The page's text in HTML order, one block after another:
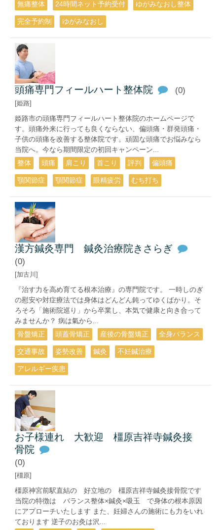
無痛整体 24時間ネット予約受付 ゆがみなおし整体
完全予約制 ゆがみなおし
頭痛専門フィールハート整体院 (0)
[姫路]
姫路市の頭痛専門フィールハート整体院のホームページで
す。頭痛外来に行っても良くならない、偏頭痛・群発頭痛・
子供の頭痛を改善する整体院です。頑固な頭痛でお悩みなら
当院へ。今なら期間限定の初回キャンペーン...
整体
頭痛 肩こり 首こり 評判 偏頭痛
顎関節症 顎関節症 眼精疲労 むち打ち
漢方鍼灸専門 鍼灸治療院きさらぎ
(0)
[加古川]
『治す力を高め育てる根本治療』の専門院です。 一時しのぎ
の慰安や対症療法では身体はどんどん鈍ってゆくばかり。そ
ろそろ「施術院巡り」から卒業し、本気で健康と向き合って
みませんか？ 病は氣から...
骨盤矯正
頭蓋骨矯正 産後の骨盤矯正 全身バランス
交通事故 姿勢改善 鍼灸 不妊鍼治療
アレルギー疾患
お子様連れ 大歓迎 橿原吉祥寺鍼灸接
骨院
(0)
[橿原]
橿原神宮前駅直結の 好立地の 橿原吉祥寺鍼灸接骨院です
当院の特徴は バランス整体×鍼灸×吸玉 で身体の根本原因
にアプローチいたします また、妊婦さんの施術にも力をいれ
ております 逆子のお灸は沢...